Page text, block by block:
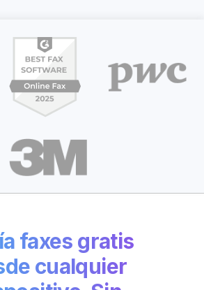
faxes gratis
cualquier